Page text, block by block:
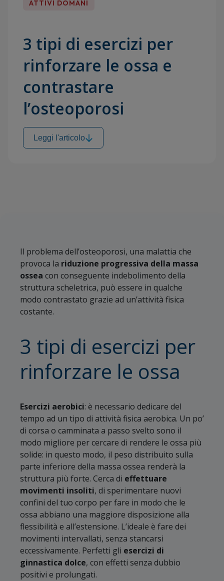
ATTIVI DOMANI
3 tipi di esercizi per
rinforzare le ossa e
contrastare
l’osteoporosi
Leggi l'articolo
Il problema dell’osteoporosi, una malattia che
provoca la riduzione progressiva della massa
ossea con conseguente indebolimento della
struttura scheletrica, può essere in qualche
modo contrastato grazie ad un’attività fisica
costante.
3 tipi di esercizi per
rinforzare le ossa
Esercizi aerobici: è necessario dedicare del
tempo ad un tipo di attività fisica aerobica. Un po’
di corsa o camminata a passo svelto sono il
modo migliore per cercare di rendere le ossa più
solide: in questo modo, il peso distribuito sulla
parte inferiore della massa ossea renderà la
struttura più forte. Cerca di effettuare
movimenti insoliti, di sperimentare nuovi
confini del tuo corpo per fare in modo che le
ossa abbiano una maggiore disposizione alla
flessibilità e all’estensione. L’ideale è fare dei
movimenti intervallati, senza stancarsi
eccessivamente. Perfetti gli esercizi di
ginnastica dolce, con effetti senza dubbio
positivi e prolungati.